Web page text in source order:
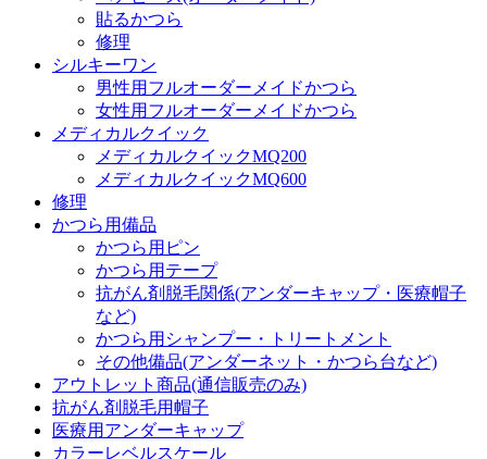
貼るかつら
修理
シルキーワン
男性用フルオーダーメイドかつら
女性用フルオーダーメイドかつら
メディカルクイック
メディカルクイックMQ200
メディカルクイックMQ600
修理
かつら用備品
かつら用ピン
かつら用テープ
抗がん剤脱毛関係(アンダーキャップ・医療帽子
など)
かつら用シャンプー・トリートメント
その他備品(アンダーネット・かつら台など)
アウトレット商品(通信販売のみ)
抗がん剤脱毛用帽子
医療用アンダーキャップ
カラーレベルスケール